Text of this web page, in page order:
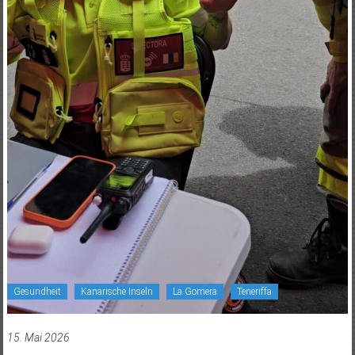
Gesundheit Kanarische Inseln La Gomera Teneriffa
15. Mai 2026